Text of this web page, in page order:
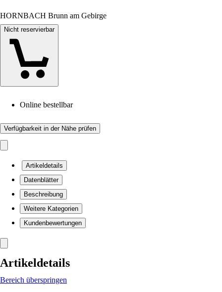
HORNBACH Brunn am Gebirge
Nicht reservierbar
Online bestellbar
Verfügbarkeit in der Nähe prüfen
Artikeldetails
Datenblätter
Beschreibung
Weitere Kategorien
Kundenbewertungen
Artikeldetails
Bereich überspringen